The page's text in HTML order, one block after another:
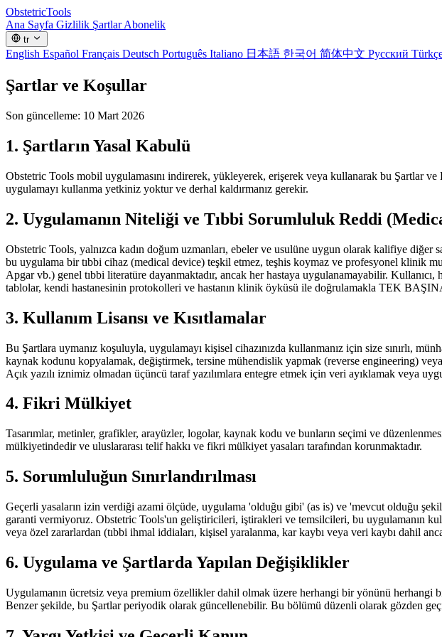
ObstetricTools
Ana Sayfa Gizlilik ŞartlarAbonelik
tr
English Español Français Deutsch Português Italiano 日本語 한국어 简体中文 Русский
Şartlar ve Koşullar
Son güncelleme: 10 Mart 2026
1. Şartların Yasal Kabulü
Obstetric Tools mobil uygulamasını indirerek, yükleyerek, erişerek veya kullanarak bu Şartlar
uygulamayı kullanma yetkiniz yoktur ve derhal kaldırmanız gerekir.
2. Uygulamanın Niteliği ve Tıbbi Sorumluluk Reddi
Obstetric Tools, yalnızca kadın doğum uzmanları, ebeler ve usulüne uygun olarak kalifiye
bu uygulama bir tıbbi cihaz (medical device) teşkil etmez, teşhis koymaz ve profesyonel klinik
Apgar vb.) genel tıbbi literatüre dayanmaktadır, ancak her hastaya uygulanamayabilir.
tablolar, kendi hastanesinin protokolleri ve hastanın klinik öyküsü ile doğrulamakla TEK
3. Kullanım Lisansı ve Kısıtlamalar
Bu Şartlara uymanız koşuluyla, uygulamayı kişisel cihazınızda kullanmanız için size sınırlı,
kaynak kodunu kopyalamak, değiştirmek, tersine mühendislik yapmak (reverse engineering)
Açık yazılı iznimiz olmadan üçüncü taraf yazılımlara entegre etmek için veri ayıklamak veya
4. Fikri Mülkiyet
Tasarımlar, metinler, grafikler, arayüzler, logolar, kaynak kodu ve bunların seçimi ve
mülkiyetindedir ve uluslararası telif hakkı ve fikri mülkiyet yasaları tarafından korunmaktadır.
5. Sorumluluğun Sınırlandırılması
Geçerli yasaların izin verdiği azami ölçüde, uygulama 'olduğu gibi' (as is) ve 'mevcut olduğu
garanti vermiyoruz. Obstetric Tools'un geliştiricileri, iştirakleri ve temsilcileri, bu uygulamanın
veya özel zararlardan (tıbbi ihmal iddiaları, kişisel yaralanma, kar kaybı veya veri kaybı dahil
6. Uygulama ve Şartlarda Yapılan Değişiklikler
Uygulamanın ücretsiz veya premium özellikler dahil olmak üzere herhangi bir yönünü herhangi
Benzer şekilde, bu Şartlar periyodik olarak güncellenebilir. Bu bölümü düzenli olarak gözden